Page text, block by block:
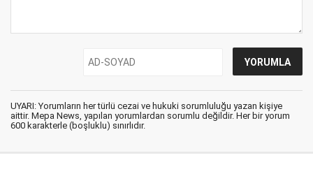
UYARI: Yorumların her türlü cezai ve hukuki sorumluluğu yazan kişiye
aittir. Mepa News, yapılan yorumlardan sorumlu değildir. Her bir yorum
600 karakterle (boşluklu) sınırlıdır.